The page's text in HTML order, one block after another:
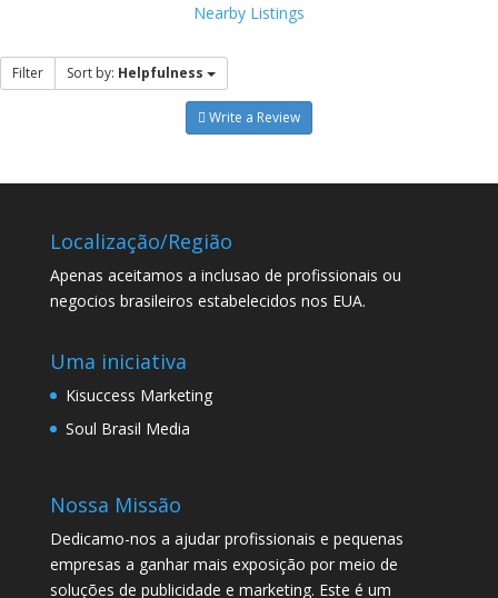
Nearby Listings
Filter Sort by: Helpfulness
Write a Review
Localização/Região
Apenas aceitamos a inclusao de profissionais ou
negocios brasileiros estabelecidos nos EUA.
Uma iniciativa
Kisuccess Marketing
Soul Brasil Media
Nossa Missão
Dedicamo-nos a ajudar profissionais e pequenas
empresas a ganhar mais exposição por meio de
soluções de publicidade e marketing. Este é um